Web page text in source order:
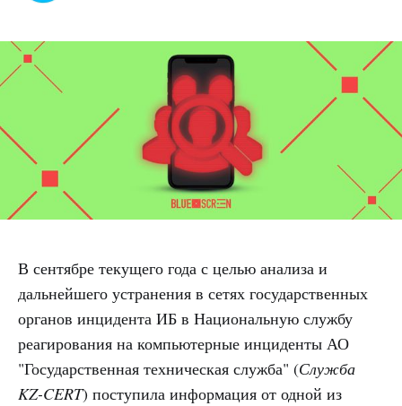
В сентябре текущего года с целью анализа и
дальнейшего устранения в сетях государственных
органов инцидента ИБ в Национальную службу
реагирования на компьютерные инциденты АО
"Государственная техническая служба" (Служба
KZ-CERT) поступила информация от одной из